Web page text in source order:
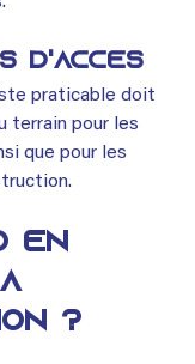
d'accès
praticable doit
terrain pour les
que pour les
en
?